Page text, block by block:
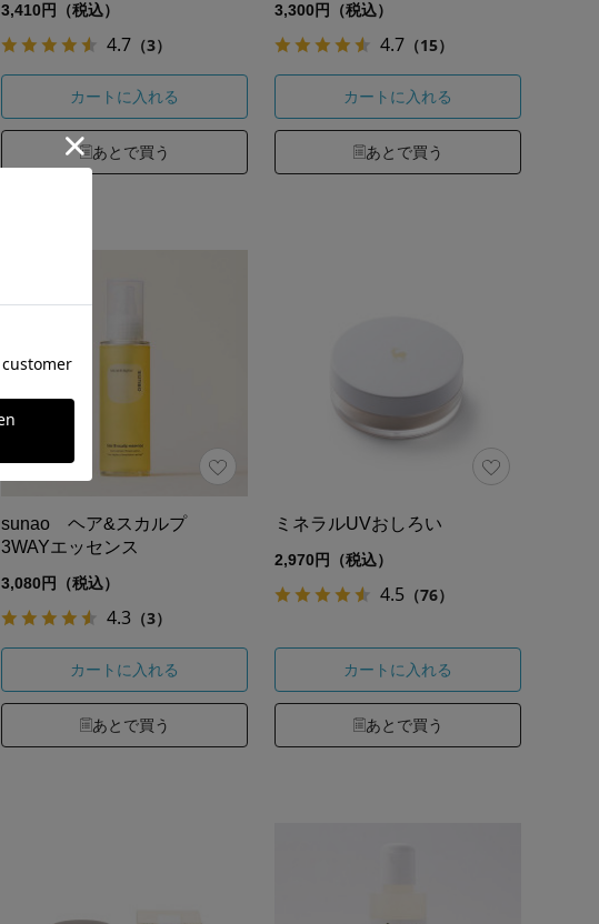
3,410円（税込）
4.7 （3）
カートに入れる
あとで買う
3,300円（税込）
4.7 （15）
カートに入れる
あとで買う
sunao ヘア&スカルプ
3WAYエッセンス
3,080円（税込）
4.3 （3）
カートに入れる
あとで買う
ミネラルUVおしろい
2,970円（税込）
4.5 （76）
カートに入れる
あとで買う